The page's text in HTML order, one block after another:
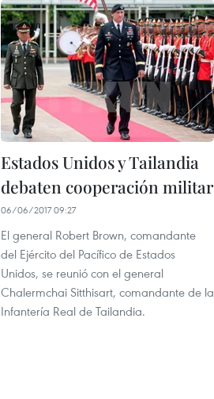
Estados Unidos y Tailandia
debaten cooperación militar
06/06/2017 09:27
El general Robert Brown, comandante
del Ejército del Pacífico de Estados
Unidos, se reunió con el general
Chalermchai Sitthisart, comandante de la
Infantería Real de Tailandia.